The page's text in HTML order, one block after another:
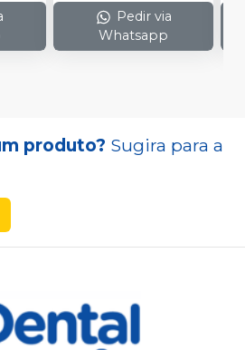
Pedir via
Whatsapp
produto? Sugira para a